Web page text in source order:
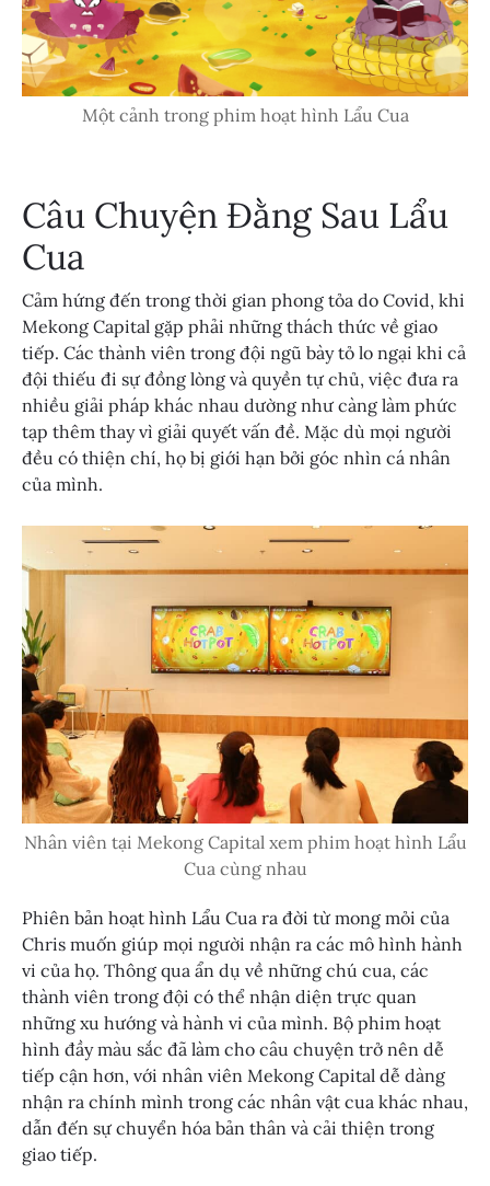
Một cảnh trong phim hoạt hình Lẩu Cua
Câu Chuyện Đằng Sau Lẩu
Cua
Cảm hứng đến trong thời gian phong tỏa do Covid, khi
Mekong Capital gặp phải những thách thức về giao
tiếp. Các thành viên trong đội ngũ bày tỏ lo ngại khi cả
đội thiếu đi sự đồng lòng và quyền tự chủ, việc đưa ra
nhiều giải pháp khác nhau dường như càng làm phức
tạp thêm thay vì giải quyết vấn đề. Mặc dù mọi người
đều có thiện chí, họ bị giới hạn bởi góc nhìn cá nhân
của mình.
Nhân viên tại Mekong Capital xem phim hoạt hình Lẩu
Cua cùng nhau
Phiên bản hoạt hình Lẩu Cua ra đời từ mong mỏi của
Chris muốn giúp mọi người nhận ra các mô hình hành
vi của họ. Thông qua ẩn dụ về những chú cua, các
thành viên trong đội có thể nhận diện trực quan
những xu hướng và hành vi của mình. Bộ phim hoạt
hình đầy màu sắc đã làm cho câu chuyện trở nên dễ
tiếp cận hơn, với nhân viên Mekong Capital dễ dàng
nhận ra chính mình trong các nhân vật cua khác nhau,
dẫn đến sự chuyển hóa bản thân và cải thiện trong
giao tiếp.